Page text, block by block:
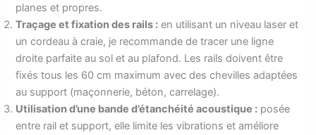
planes et propres.
Traçage et fixation des rails : en utilisant un niveau laser et
un cordeau à craie, je recommande de tracer une ligne
droite parfaite au sol et au plafond. Les rails doivent être
fixés tous les 60 cm maximum avec des chevilles adaptées
au support (maçonnerie, béton, carrelage).
Utilisation d’une bande d’étanchéité acoustique : posée
entre rail et support, elle limite les vibrations et améliore